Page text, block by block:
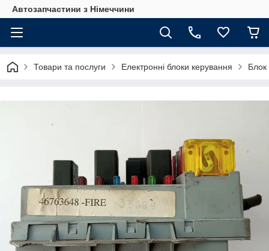
Автозапчастини з Німеччини
Товари та послуги Електронні блоки керування Блок